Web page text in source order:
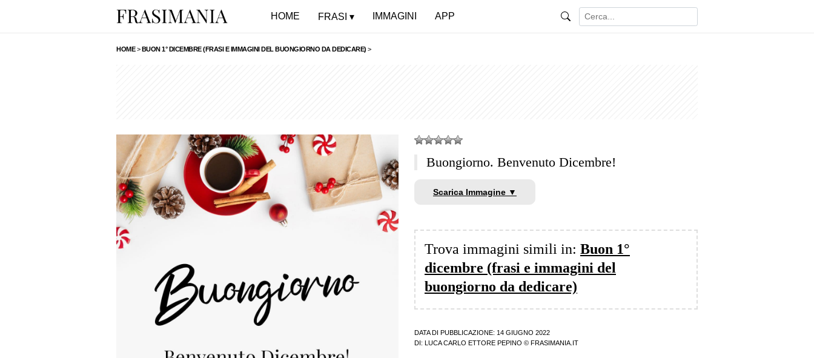
HOME FRASI IMMAGINI APP
HOME>BUON 1° DICEMBRE (FRASI E IMMAGINI DEL BUONGIORNO DA DEDICARE) >
Buongiorno. Benvenuto Dicembre!
Scarica Immagine ▼
Trova immagini simili in: Buon 1°
dicembre (frasi e immagini del
buongiorno da dedicare)
DATA DI PUBBLICAZIONE: 14 GIUGNO 2022
DI:
LUCA CARLO ETTORE PEPINO © FRASIMANIA.IT